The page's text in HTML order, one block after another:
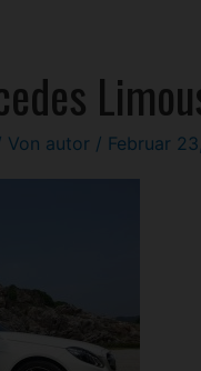
Von autor / Februar